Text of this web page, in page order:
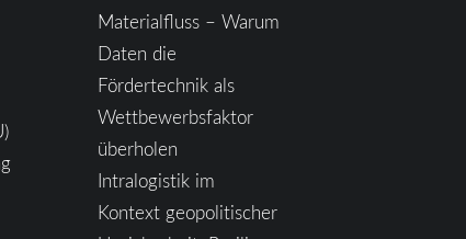
Materialfluss – Warum
Daten die
Fördertechnik als
Wettbewerbsfaktor
überholen
Intralogistik im
Kontext geopolitischer